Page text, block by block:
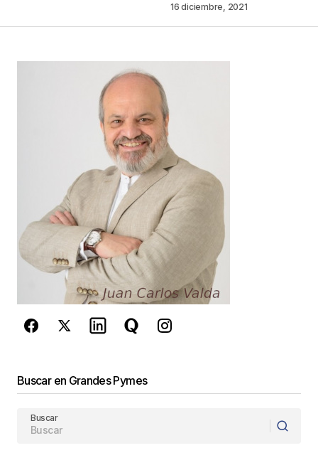
*
Guarda mi nombre, correo electrónico y web en
este navegador para la próxima vez que
comente.
Este sitio esta protegido por
reCAPTCHA y laPolítica de
privacidady losTérminos del servicio
de Google se aplican.
16 diciembre, 2021
Buscar en Grandes Pymes
Buscar